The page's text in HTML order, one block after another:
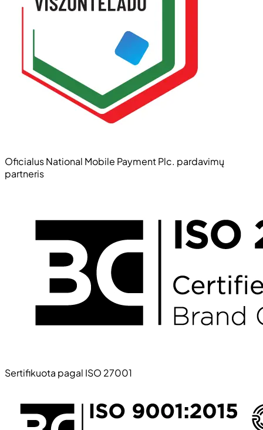
Oficialus National Mobile Payment Plc. pardavimų
partneris
Sertifikuota pagal ISO 27001